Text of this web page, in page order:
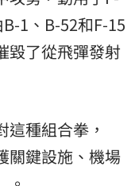
1、B-52和F-15
毀了從飛彈發射
種組合拳，
關鍵設施、機場